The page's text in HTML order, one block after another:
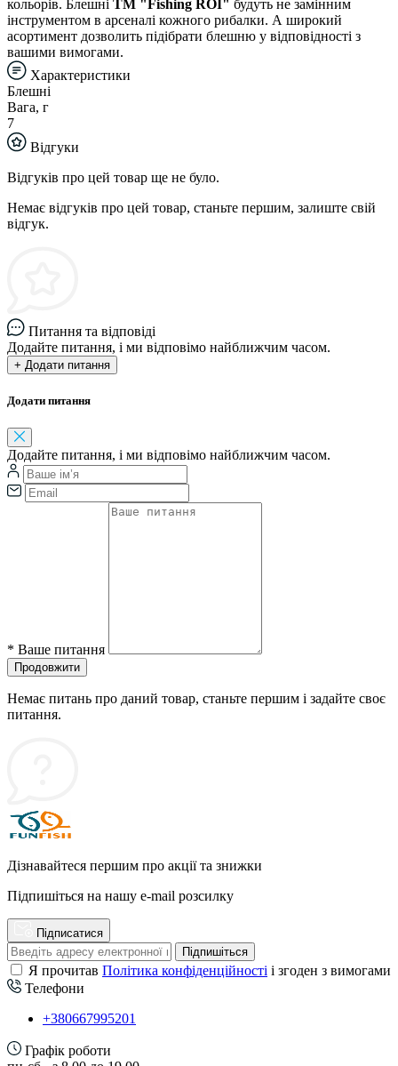
кольорів. Блешні TM "Fishing ROI" будуть не замінним
інструментом в арсеналі кожного рибалки. А широкий
асортимент дозволить підібрати блешню у відповідності з
вашими вимогами.
Характеристики
Блешні
Вага, г
7
Відгуки
Відгуків про цей товар ще не було.
Немає відгуків про цей товар, станьте першим, залиште свій
відгук.
Питання та відповіді
Додайте питання, і ми відповімо найближчим часом.
+ Додати питання
Додати питання
Додайте питання, і ми відповімо найближчим часом.
* Ваше питання
Продовжити
Немає питань про даний товар, станьте першим і задайте своє
питання.
Дізнавайтеся першим про акції та знижки
Підпишіться на нашу e-mail розсилку
Підписатися
Підпишіться
Я прочитав Політика конфіденційності і згоден з вимогами
Телефони
+380667995201
Графік роботи